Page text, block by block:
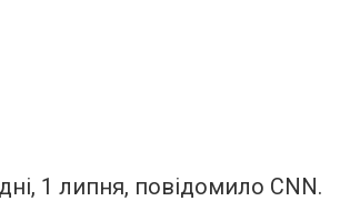
1 липня, повідомило CNN.